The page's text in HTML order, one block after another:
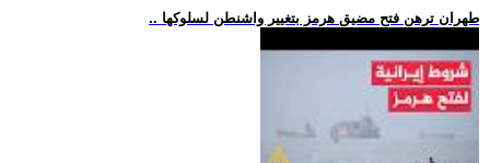
.. طهران ترهن فتح مضيق هرمز بتغيير واشنطن لسلوكها